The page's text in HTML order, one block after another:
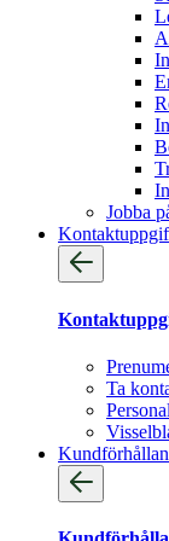
Jobba
Ta
Personal